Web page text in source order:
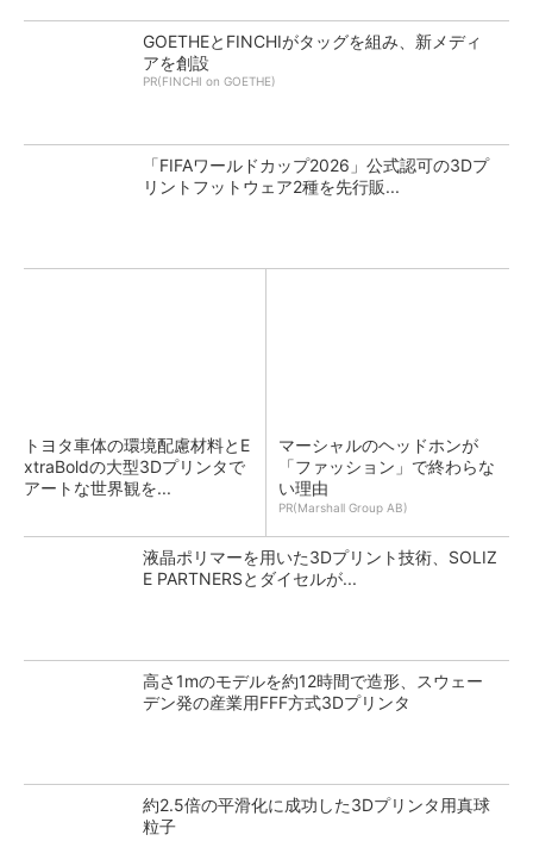
GOETHEとFINCHIがタッグを組み、新メディ
アを創設
PR(FINCHI on GOETHE)
「FIFAワールドカップ2026」公式認可の3Dプ
リントフットウェア2種を先行販...
トヨタ車体の環境配慮材料とE
xtraBoldの大型3Dプリンタで
アートな世界観を...
マーシャルのヘッドホンが
「ファッション」で終わらな
い理由
PR(Marshall Group AB)
液晶ポリマーを用いた3Dプリント技術、SOLIZ
E PARTNERSとダイセルが...
高さ1mのモデルを約12時間で造形、スウェー
デン発の産業用FFF方式3Dプリンタ
約2.5倍の平滑化に成功した3Dプリンタ用真球
粒子